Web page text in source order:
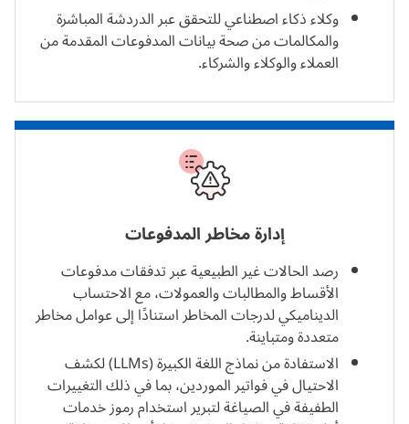
وكلاء ذكاء اصطناعي للتحقق عبر الدردشة المباشرة
والمكالمات من صحة بيانات المدفوعات المقدمة من
العملاء والوكلاء والشركاء.
إدارة مخاطر المدفوعات
رصد الحالات غير الطبيعية عبر تدفقات مدفوعات
الأقساط والمطالبات والعمولات، مع الاحتساب
الديناميكي لدرجات المخاطر استنادًا إلى عوامل مخاطر
متعددة ومتباينة.
الاستفادة مننماذج اللغة الكبيرة (LLMs) لكشف
الاحتيال في فواتير الموردين، بما في ذلك التغييرات
الطفيفة في الصياغة لتبرير استخدام رموز خدمات